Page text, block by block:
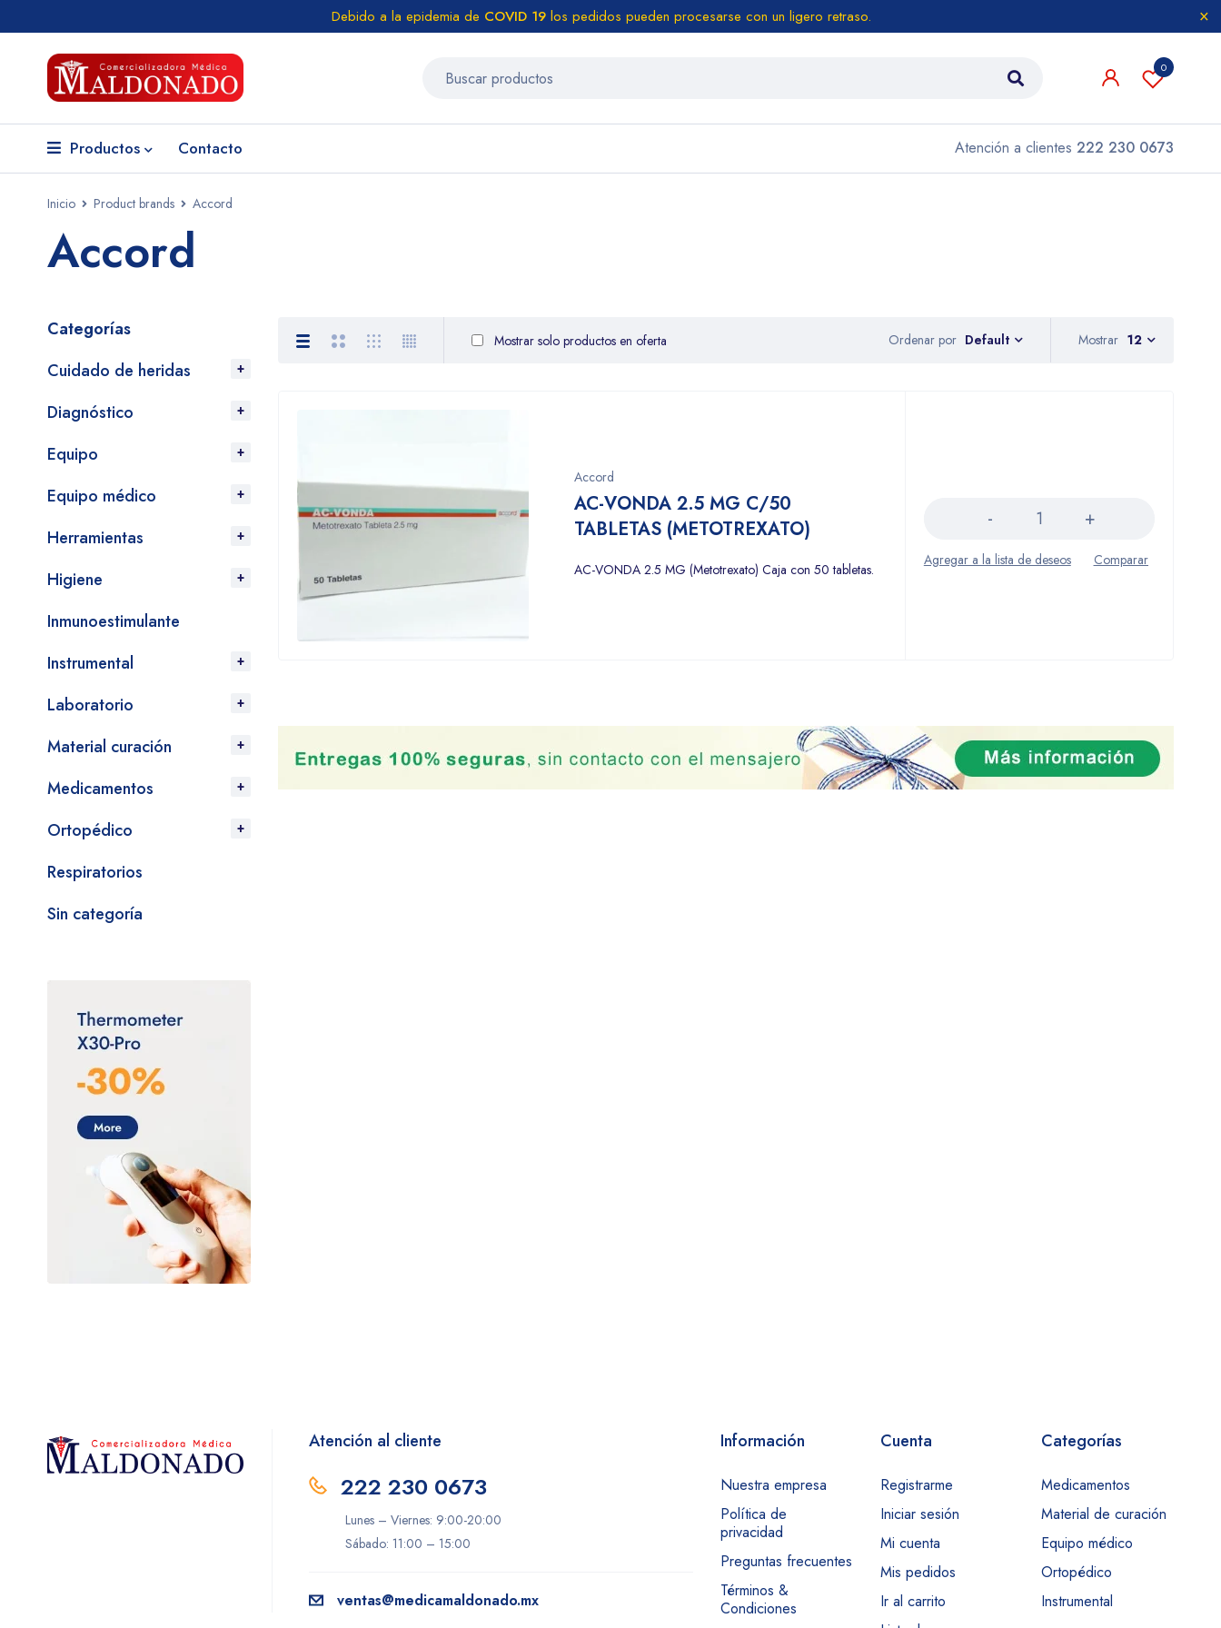
Debido a la epidemia de COVID 19 los pedidos pueden procesarse con un ligero retraso.
0
Productos Contacto Atención a clientes 222 230 0673
Inicio Product brands Accord
Accord
Categorías
Cuidado de heridas
Diagnóstico
Equipo
Equipo médico
Herramientas
Higiene
Inmunoestimulante
Instrumental
Laboratorio
Material curación
Medicamentos
Ortopédico
Respiratorios
Sin categoría
Ordenar por Default
Mostrar solo productos en oferta Mostrar 12
Accord
AC-VONDA 2.5 MG C/50
TABLETAS (METOTREXATO)
AC-VONDA 2.5 MG (Metotrexato) Caja con 50 tabletas.
Atención al cliente
222 230 0673
Lunes – Viernes: 9:00-20:00
Sábado: 11:00 – 15:00
ventas@medicamaldonado.mx
Información
Nuestra empresa
Política de
privacidad
Preguntas frecuentes
Términos &
Condiciones
Cuenta
Registrarme
Iniciar sesión
Mi cuenta
Mis pedidos
Ir al carrito
Categorías
Medicamentos
Material de curación
Equipo médico
Ortopédico
Instrumental